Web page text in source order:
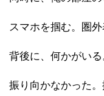
スマホを掴む。圏外
背後に、何かがいる
振り向かなかった